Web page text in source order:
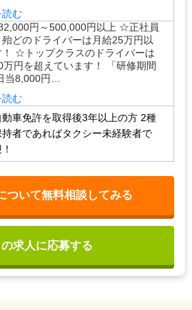
読む
円～500,000円以上 ☆正社員
殆どのドライバーは月給25万円以
！ ☆トップクラスのドライバーは
万円を超えています！ 「研修期間
当8,000円…
読む
車免許を取得後3年以上の方 2種
者であればタクシー未経験者で
ついて無料相談してみる
求人に応募する